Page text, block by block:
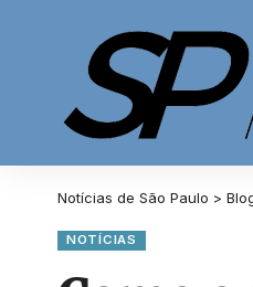
Notícias de São Paulo >
NOTÍCIAS